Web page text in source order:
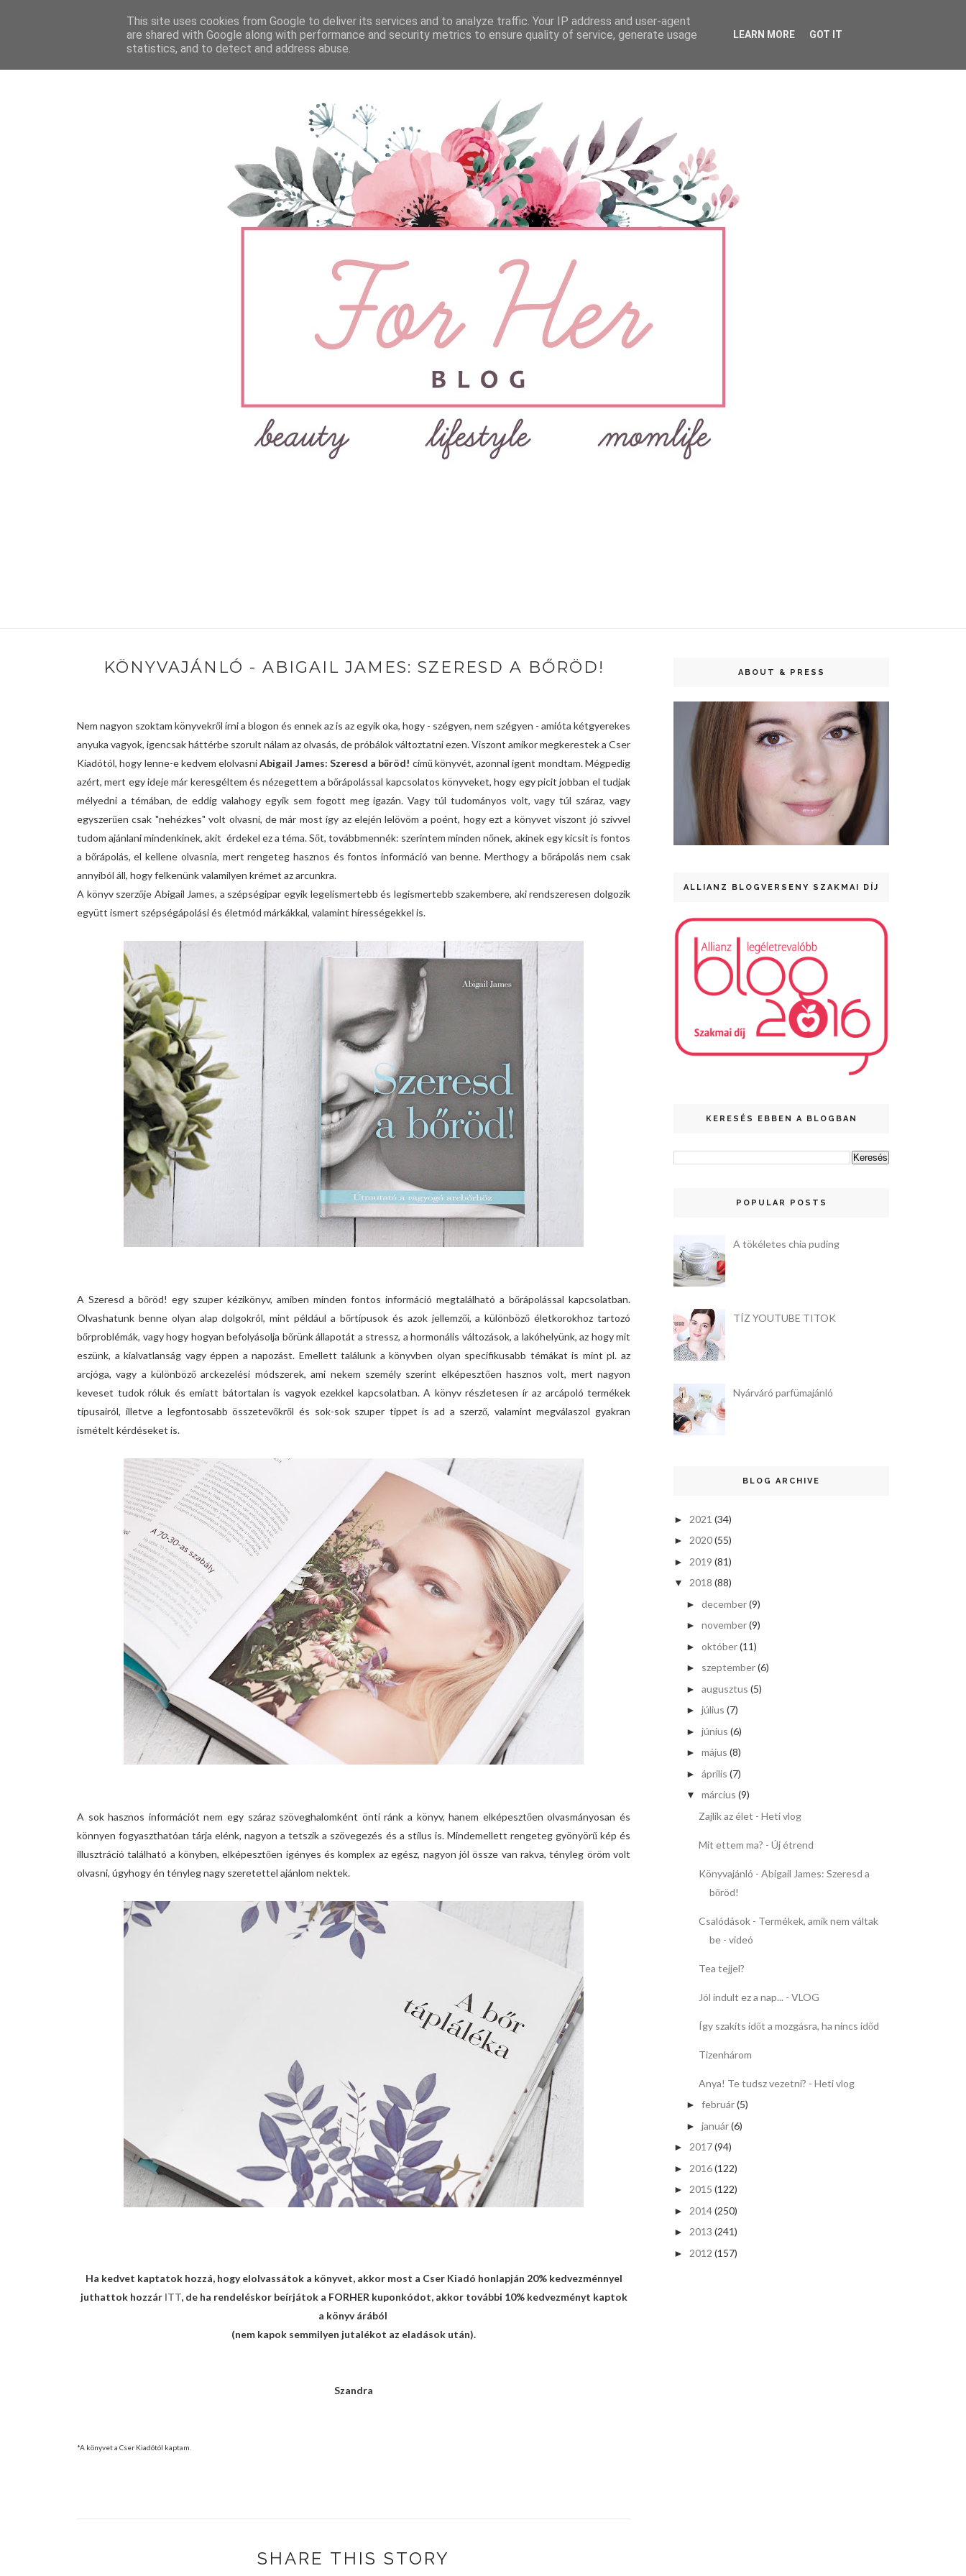
TERMÉKTESZTEK BŐRÁPOLÁS ÉLETMÓD BABA SZEMÉLYES VIDEÓ
KÖNYVAJÁNLÓ - ABIGAIL JAMES: SZERESD A BŐRÖD!
Nem nagyon szoktam könyvekről írni a blogon és ennek az is az egyik oka, hogy - szégyen, nem szégyen - amióta kétgyerekes
anyuka vagyok, igencsak háttérbe szorult nálam az olvasás, de próbálok változtatni ezen. Viszont amikor megkerestek a Cser
Kiadótól, hogy lenne-e kedvem elolvasniAbigail James: Szeresd a bőröd! című könyvét, azonnal igent mondtam. Mégpedig
azért, mert egy ideje már keresgéltem és nézegettem a bőrápolással kapcsolatos könyveket, hogy egy picit jobban el tudjak
mélyedni a témában, de eddig valahogy egyik sem fogott meg igazán. Vagy túl tudományos volt, vagy túl száraz, vagy
egyszerűen csak "nehézkes" volt olvasni, de már most így az elején lelövöm a poént, hogy ezt a könyvet viszont jó szívvel
tudom ajánlani mindenkinek, akit érdekel ez a téma. Sőt, továbbmennék: szerintem minden nőnek, akinek egy kicsit is fontos
a bőrápolás, el kellene olvasnia, mert rengeteg hasznos és fontos információ van benne. Merthogy a bőrápolás nem csak
annyiból áll, hogy felkenünk valamilyen krémet az arcunkra.
A könyv szerzője Abigail James, a szépségipar egyik legelismertebb és legismertebb szakembere, aki rendszeresen dolgozik
együtt ismert szépségápolási és életmód márkákkal, valamint hírességekkel is.
A Szeresd a bőröd! egy szuper kézikönyv, amiben minden fontos információ megtalálható a bőrápolással kapcsolatban.
Olvashatunk benne olyan alap dolgokról, mint például a bőrtípusok és azok jellemzői, a különböző életkorokhoz tartozó
bőrproblémák, vagy hogy hogyan befolyásolja bőrünk állapotát a stressz, a hormonális változások, a lakóhelyünk, az hogy mit
eszünk, a kialvatlanság vagy éppen a napozást. Emellett találunk a könyvben olyan specifikusabb témákat is mint pl. az
arcjóga, vagy a különböző arckezelési módszerek, ami nekem személy szerint elképesztően hasznos volt, mert nagyon
keveset tudok róluk és emiatt bátortalan is vagyok ezekkel kapcsolatban. A könyv részletesen ír az arcápoló termékek
típusairól, illetve a legfontosabb összetevőkről és sok-sok szuper tippet is ad a szerző, valamint megválaszol gyakran
ismételt kérdéseket is.
A sok hasznos információt nem egy száraz szöveghalomként önti ránk a könyv, hanem elképesztően olvasmányosan és
könnyen fogyaszthatóan tárja elénk, nagyon a tetszik a szövegezés és a stílus is. Mindemellett rengeteg gyönyörű kép és
illusztráció található a könyben, elképesztően igényes és komplex az egész, nagyon jól össze van rakva, tényleg öröm volt
olvasni, úgyhogy én tényleg nagy szeretettel ajánlom nektek.
Ha kedvet kaptatok hozzá, hogy elolvassátok a könyvet, akkor most a Cser Kiadó honlapján 20% kedvezménnyel
juthattok hozzár ITT, de ha rendeléskor beírjátok a FORHER kuponkódot, akkor további 10% kedvezményt kaptok
a könyv árából
(nem kapok semmilyen jutalékot az eladások után).
Szandra
*A könyvet a Cser Kiadótól kaptam.
SHARE THIS STORY
ABOUT & PRESS
ALLIANZ BLOGVERSENY SZAKMAI DÍJ
KERESÉS EBBEN A BLOGBAN
POPULAR POSTS
A tökéletes chia puding
TÍZ YOUTUBE TITOK
Nyárváró parfümajánló
BLOG ARCHIVE
► 2021 (34)
► 2020(55)
► 2019 (81)
▼ 2018 (88)
► december(9)
► november(9)
► október(11)
► szeptember(6)
► augusztus (5)
► július (7)
► június (6)
► május (8)
► április (7)
▼ március (9)
Zajlik az élet - Heti vlog
Mit ettem ma? - Új étrend
Könyvajánló - Abigail James: Szeresd a
bőröd!
Csalódások - Termékek, amik nem váltak
be - videó
Tea tejjel?
Jól indult ez a nap... - VLOG
Így szakíts időt a mozgásra, ha nincs időd
Tizenhárom
Anya! Te tudsz vezetni? - Heti vlog
► február(5)
► január(6)
► 2017(94)
► 2016(122)
► 2015 (122)
► 2014(250)
► 2013 (241)
► 2012 (157)
This site uses cookies from Google to deliver its services and to analyze traffic. Your IP address and user-agent
are shared with Google along with performance and security metrics to ensure quality of service, generate usage
statistics, and to detect and address abuse.
LEARN MORE GOT IT